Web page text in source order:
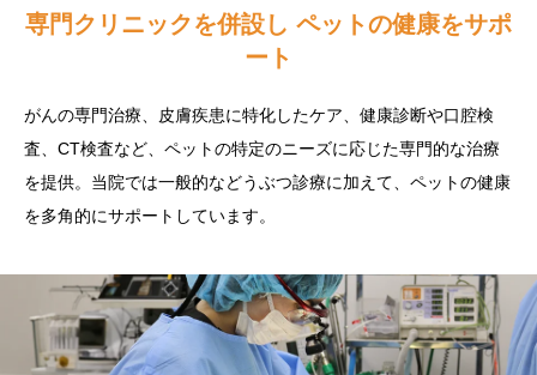
専門クリニックを併設し ペットの健康をサポ
ート
がんの専門治療、皮膚疾患に特化したケア、健康診断や口腔検
査、CT検査など、ペットの特定のニーズに応じた専門的な治療
を提供。当院では一般的などうぶつ診療に加えて、ペットの健康
を多角的にサポートしています。